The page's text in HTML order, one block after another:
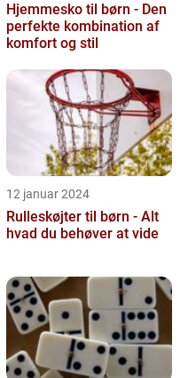
Hjemmesko til børn - Den
perfekte kombination af
komfort og stil
12 januar 2024
Rulleskøjter til børn - Alt
hvad du behøver at vide